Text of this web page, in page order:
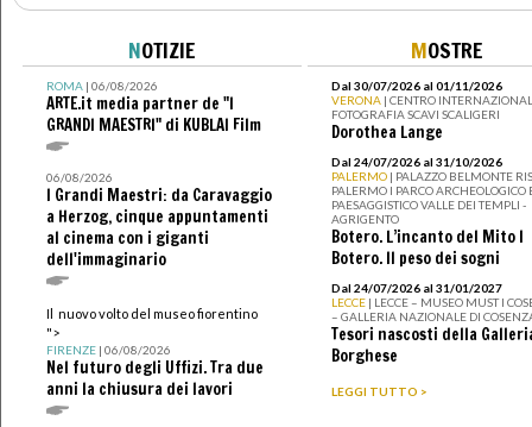
NOTIZIE
ROMA| 06/08/2026
ARTE.it media partner de "I
GRANDI MAESTRI" di KUBLAI Film
06/08/2026
I Grandi Maestri: da Caravaggio
a Herzog, cinque appuntamenti
al cinema con i giganti
dell'immaginario
Il nuovo volto del museo fiorentino
">
FIRENZE| 06/08/2026
Nel futuro degli Uffizi. Tra due
anni la chiusura dei lavori
MOSTRE
Dal 30/07/2026 al 01/11/2026
VERONA | CENTRO
FOTOGRAFIA SCAVI SCALIGERI
Dorothea Lange
Dal 24/07/2026 al 31/10/2026
PALERMO | PALAZZO BELMONTE
PALERMO I PARCO ARCHEOLOGICO
PAESAGGISTICO VALLE DEI TEMPLI -
AGRIGENTO
Botero. L’incanto del Mito I
Botero. Il peso dei sogni
Dal 24/07/2026 al 31/01/2027
LECCE | LECCE – MUSEO MUST I
– GALLERIA NAZIONALE DI
Tesori nascosti della
Borghese
LEGGI TUTTO >